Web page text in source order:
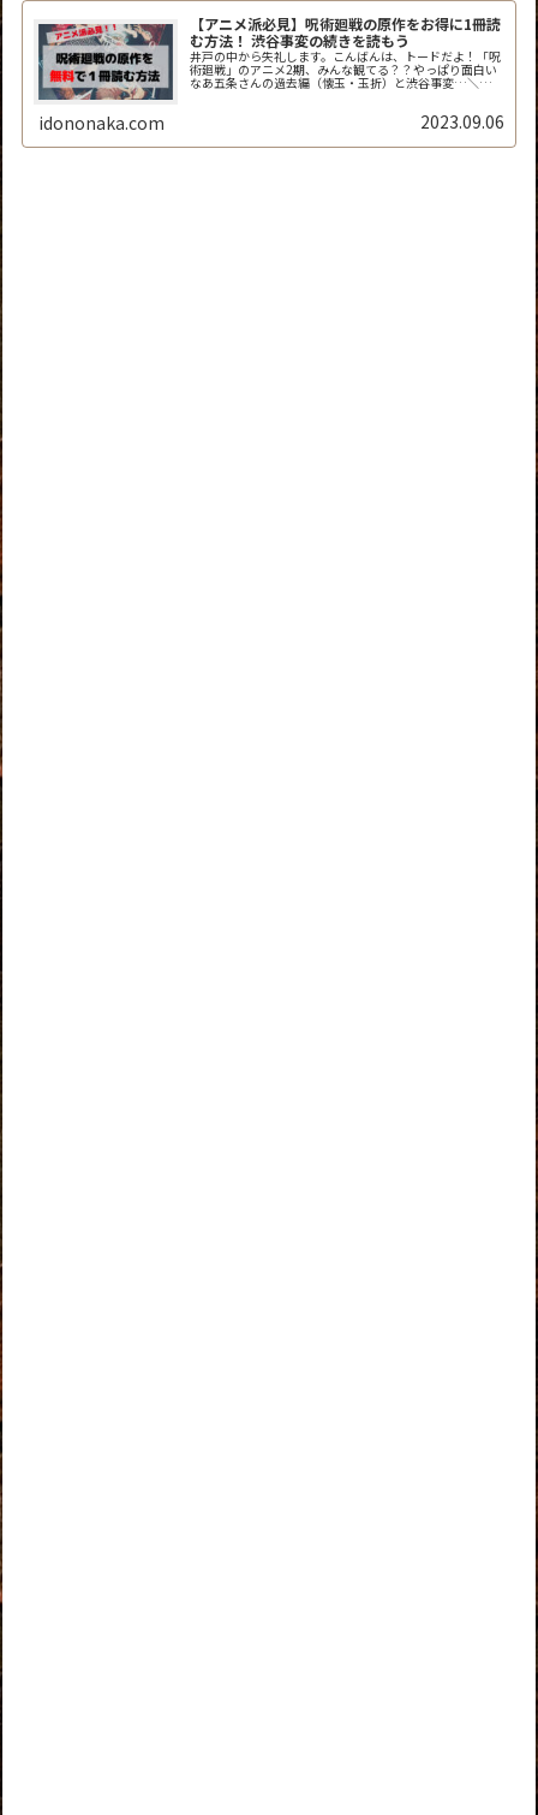
【アニメ派必見】呪術廻戦の原作をお得に1冊読
む方法！ 渋谷事変の続きを読もう
井戸の中から失礼します。こんばんは、トードだよ！「呪
術廻戦」のアニメ2期、みんな観てる？？やっぱり面白い
なあ五条さんの過去編（懐玉・玉折）と渋谷事変…＼
idononaka.com 2023.09.06